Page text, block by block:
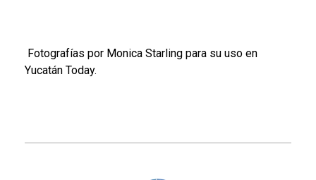
Fotografías por Monica Starling para su uso en
Yucatán Today.